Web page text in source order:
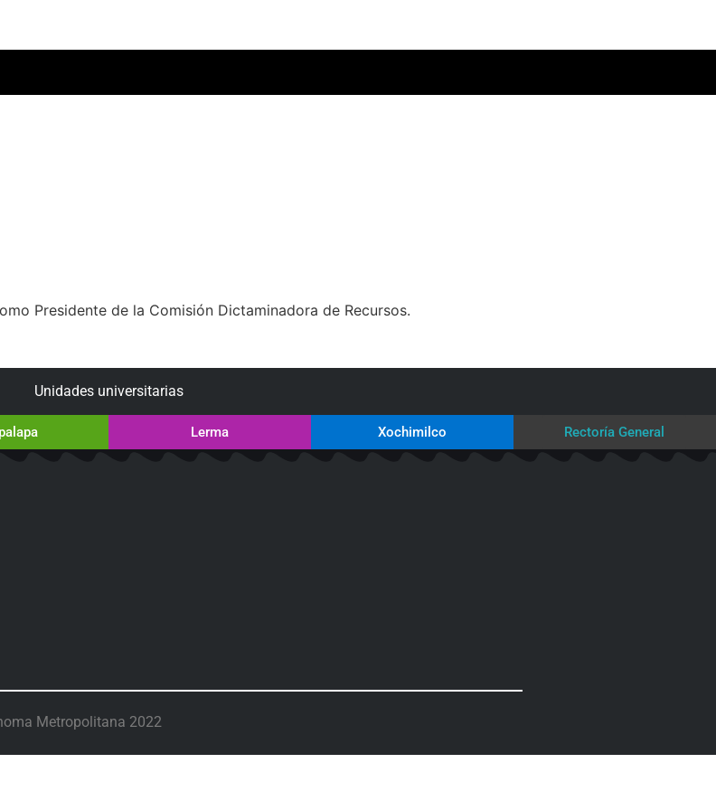
Presidente de la Comisión Dictaminadora de Recursos.
Unidades universitarias
Lerma Xochimilco Rectoría General
Metropolitana 2022